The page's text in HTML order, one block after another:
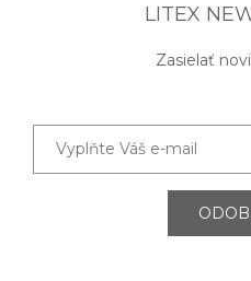
LITEX
Zasielať